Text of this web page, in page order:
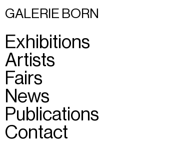
GALERIE BORN
Exhibitions
Artists
Fairs
News
Publications
Contact